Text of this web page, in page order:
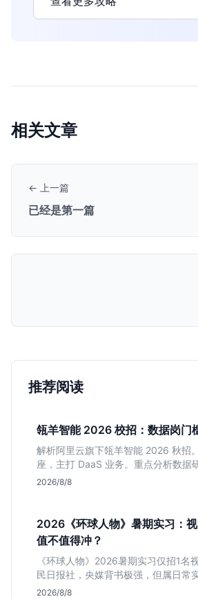
相关文章
← 上一篇
已经是第一篇
推荐阅读
瓴羊智能 2026 校招：数据岗门
解析阿里云旗下瓴羊智能 2026 秋招
座，主打 DaaS 业务。重点分析数据
岗的硬性要求，评估 B 端数据路线的
2026/8/8
2026《环球人物》暑期实习：
值不值得冲？
《环球人物》2026暑期实习仅招1名
民日报社，央媒背书极强，但属日常
适合追求高含金量简历、能接受严谨
2026/8/8